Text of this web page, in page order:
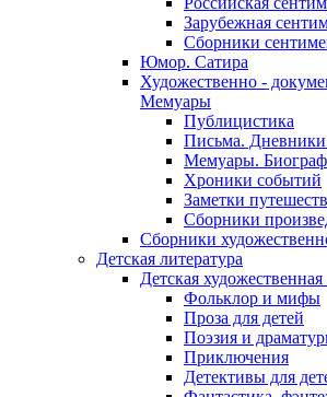
Зарубежная
Сборники
Юмор. Сатира
Художественно -
Мемуары
Публицистика
Письма.
Мемуары.
Хроники событий
Заметки
Сборники
Сборники
Детская литература
Детская художественная
Фольклор и мифы
Проза для детей
Поэзия и
Приключения
Детективы для